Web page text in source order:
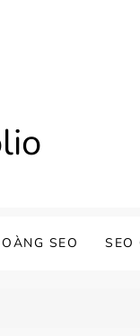
SEO SEO